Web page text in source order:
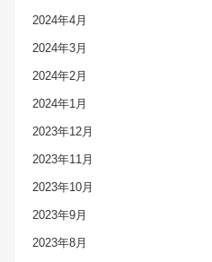
2024年4月
2024年3月
2024年2月
2024年1月
2023年12月
2023年11月
2023年10月
2023年9月
2023年8月